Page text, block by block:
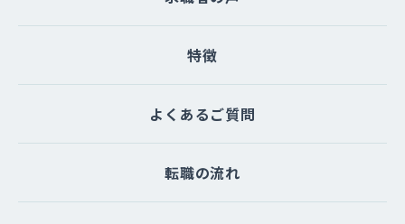
特徴
よくあるご質問
転職の流れ